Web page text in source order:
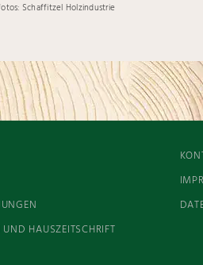
Schaffitzel Holzindustrie
UND HAUSZEITSCHRIFT